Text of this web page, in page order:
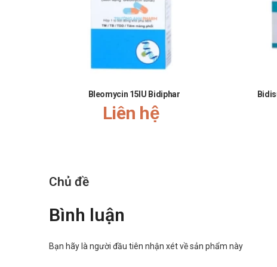
để điều trị những tác dụng không mong muốn nói
Các thuốc chống đái tháo đường đường uống hoặc
tính của Digitalis kèm với hạ kali huyết.
Phenobarbiton, Phenytoin, Rifampicin hoặc
Các thuốc chống viêm không Steroid hoặc rượu
nồng độ Salicylat trong máu. Phải thận trọng khi
Clotrimazol: Chưa có thông báo về tác dụng hiệp đồng
Chưa tìm thấy tương tác thuốc của Gentamicin khi
các dẫn xuất của Bisphosphonat, Carboplatin,
Bleomycin 15IU Bidiphar
Liên hệ
Chủ đề
Bình luận
Bạn hãy là người đầu tiên nhận xét về sản phẩm này